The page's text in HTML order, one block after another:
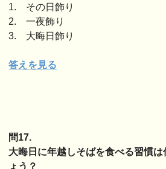
1. その日飾り
2. 一夜飾り
3. 大晦日飾り
答えを見る
問17.
大晦日に年越しそばを食べる習慣
ょう？